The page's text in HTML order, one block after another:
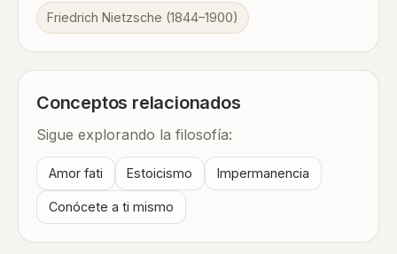
Friedrich Nietzsche (1844–1900)
Conceptos relacionados
Sigue explorando la filosofía:
Amor fati Estoicismo Impermanencia
Conócete a ti mismo